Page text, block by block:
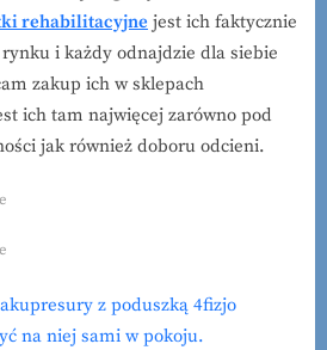
rehabilitacyjne jest ich faktycznie
i każdy odnajdzie dla siebie
zakup ich w sklepach
ich tam najwięcej zarówno pod
jak również doboru odcieni.
z poduszką 4fizjo
na niej sami w pokoju.